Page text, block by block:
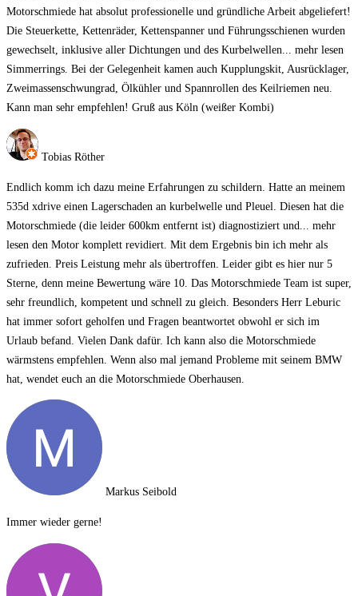
Motorschmiede hat absolut professionelle und gründliche Arbeit abgeliefert!
Die Steuerkette, Kettenräder, Kettenspanner und Führungsschienen wurden
gewechselt, inklusive aller Dichtungen und des Kurbelwellen... mehr lesen
Simmerrings. Bei der Gelegenheit kamen auch Kupplungskit, Ausrücklager,
Zweimassenschwungrad, Ölkühler und Spannrollen des Keilriemen neu.
Kann man sehr empfehlen! Gruß aus Köln (weißer Kombi)
Tobias Röther
Endlich komm ich dazu meine Erfahrungen zu schildern. Hatte an meinem
535d xdrive einen Lagerschaden an kurbelwelle und Pleuel. Diesen hat die
Motorschmiede (die leider 600km entfernt ist) diagnostiziert und ... mehr
lesen den Motor komplett revidiert. Mit dem Ergebnis bin ich mehr als
zufrieden. Preis Leistung mehr als übertroffen. Leider gibt es hier nur 5
Sterne, denn meine Bewertung wäre 10. Das Motorschmiede Team ist super,
sehr freundlich, kompetent und schnell zu gleich. Besonders Herr Leburic
hat immer sofort geholfen und Fragen beantwortet obwohl er sich im
Urlaub befand. Vielen Dank dafür. Ich kann also die Motorschmiede
wärmstens empfehlen. Wenn also mal jemand Probleme mit seinem BMW
hat, wendet euch an die Motorschmiede Oberhausen.
Markus Seibold
Immer wieder gerne!